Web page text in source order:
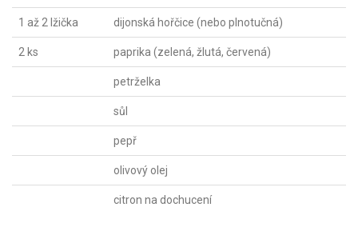
1 až 2 lžička dijonská hořčice (nebo plnotučná)
2 ks paprika (zelená, žlutá, červená)
petrželka
sůl
pepř
olivový olej
citron na dochucení